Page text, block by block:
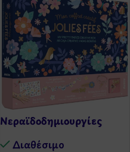
Νεραϊδοδημιουργίες
Διαθέσιμo